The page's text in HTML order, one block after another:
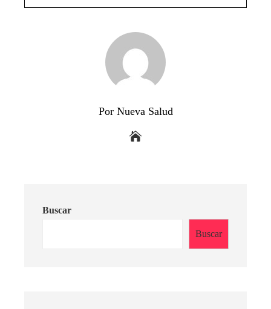
Por Nueva Salud
Buscar
Buscar